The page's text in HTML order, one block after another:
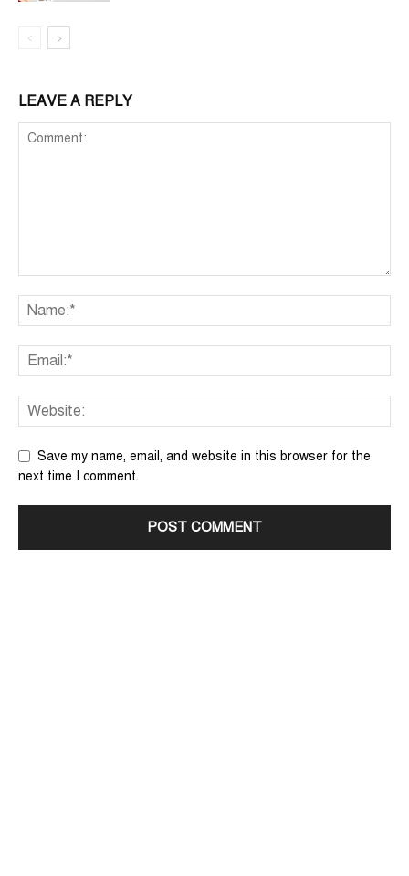
LEAVE A REPLY
Save my name, email, and website in this browser for the
next time I comment.